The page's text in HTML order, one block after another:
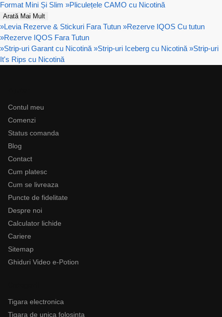
Format Mini Și Slim »Pliculețele CAMO cu Nicotină
Arată Mai Mult
»Levia Rezerve & Stickuri Fara Tutun »Rezerve IQOS Cu tutun
»Rezerve IQOS Fara Tutun
»Strip-uri Garant cu Nicotină »Strip-uri Iceberg cu Nicotină »Strip-uri
It's Rips cu Nicotină
Contul meu
Comenzi
Status comanda
Blog
Contact
Cum platesc
Cum se livreaza
Puncte de fidelitate
Despre noi
Calculator lichide
Cariere
Sitemap
Ghiduri Video e-Potion
Tigara electronica
Tigara de unica folosinta